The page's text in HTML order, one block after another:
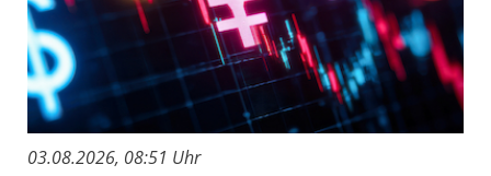
03.08.2026, 08:51 Uhr